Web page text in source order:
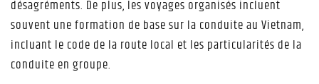
désagréments. De plus, les voyages organisés incluent
souvent une formation de base sur la conduite au Vietnam,
incluant le code de la route local et les particularités de la
conduite en groupe.